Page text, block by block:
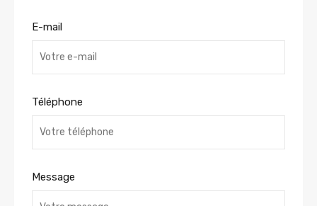
E-mail
Téléphone
Message